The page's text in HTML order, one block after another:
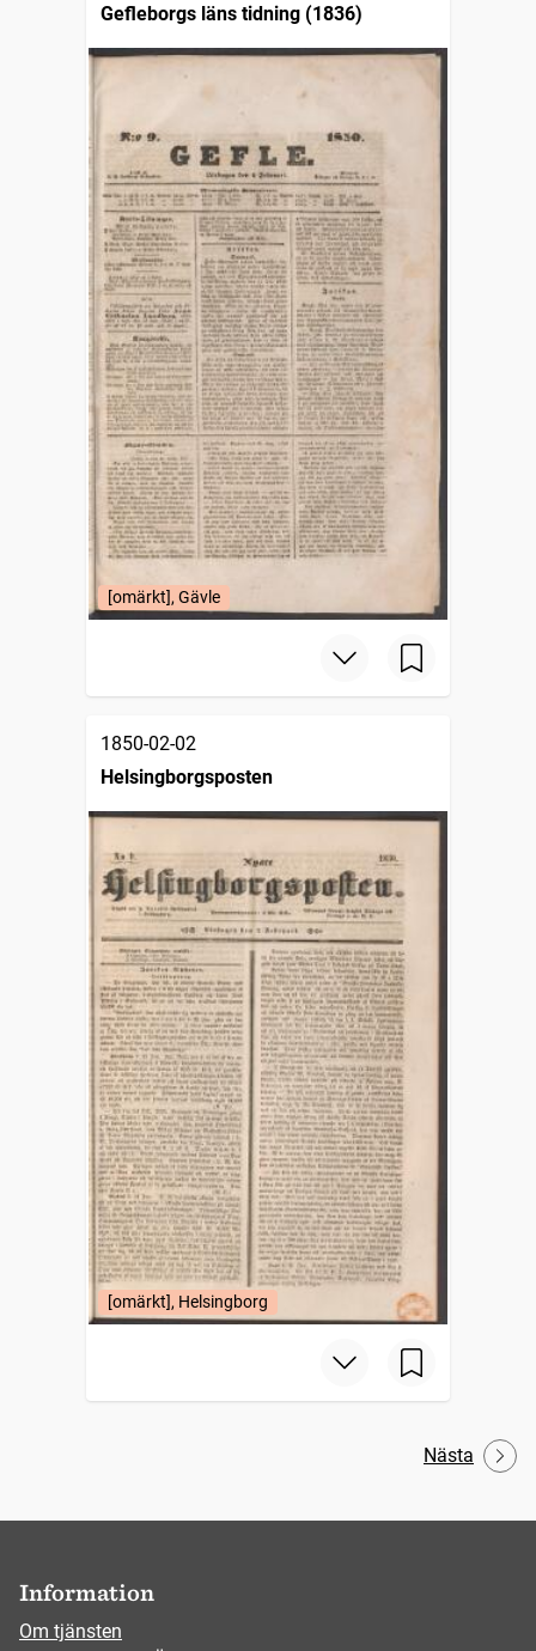
Gefleborgs läns tidning (1836)
[omärkt], Gävle
1850-02-02
Helsingborgsposten
[omärkt], Helsingborg
Nästa
Information
Om tjänsten